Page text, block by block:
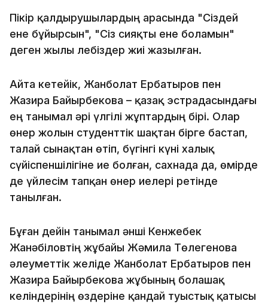
Пікір қалдырушылардың арасында "Сіздей
ене бұйырсын", "Сіз сияқты ене боламын"
деген жылы лебіздер жиі жазылған.
Айта кетейік, Жанболат Ербатыров пен
Жазира Байырбекова – қазақ эстрадасындағы
ең танымал әрі үлгілі жұптардың бірі. Олар
өнер жолын студенттік шақтан бірге бастап,
талай сынақтан өтіп, бүгінгі күні халық
сүйіспеншілігіне ие болған, сахнада да, өмірде
де үйлесім тапқан өнер иелері ретінде
танылған.
Бұған дейін танымал әнші Кенжебек
Жанәбіловтің жұбайы Жәмила Төлегенова
әлеуметтік желіде Жанболат Ербатыров пен
Жазира Байырбекова жұбының болашақ
келіндерінің өздеріне қандай туыстық қатысы